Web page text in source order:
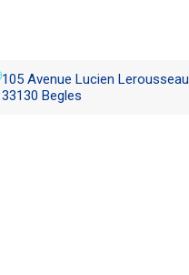
105 Avenue Lucien Lerousseau
33130 Begles